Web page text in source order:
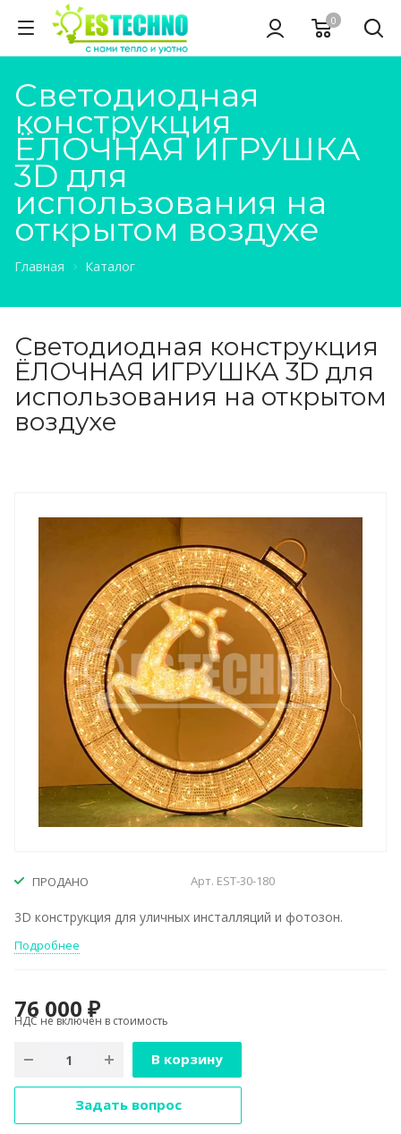
0
Светодиодная
конструкция
ЁЛОЧНАЯ ИГРУШКА
3D для
использования на
открытом воздухе
Главная Каталог
Светодиодная конструкция
ЁЛОЧНАЯ ИГРУШКА 3D для
использования на открытом
воздухе
ПРОДАНО Арт. EST-30-180
3D конструкция для уличных инсталляций и фотозон.
Подробнее
76 000 ₽
В корзину
Задать вопрос
НДС не включён в стоимость